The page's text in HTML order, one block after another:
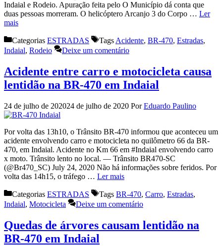
Indaial e Rodeio. Apuração feita pelo O Município dá conta que
duas pessoas morreram. O helicóptero Arcanjo 3 do Corpo … Ler
mais
Categorias ESTRADAS Tags Acidente, BR-470, Estradas,
Indaial, Rodeio Deixe um comentário
Acidente entre carro e motocicleta causa
lentidão na BR-470 em Indaial
24 de julho de 202024 de julho de 2020 PorEduardo Paulino
Por volta das 13h10, o Trânsito BR-470 informou que aconteceu um
acidente envolvendo carro e motocicleta no quilômetro 66 da BR-
470, em Indaial. Acidente no Km 66 em #Indaial envolvendo carro
x moto. Trânsito lento no local. — Trânsito BR470-SC
(@Br470_SC) July 24, 2020 Não há informações sobre feridos. Por
volta das 14h15, o tráfego … Ler mais
Categorias ESTRADAS Tags BR-470, Carro, Estradas,
Indaial, Motocicleta Deixe um comentário
Quedas de árvores causam lentidão na
BR-470 em Indaial